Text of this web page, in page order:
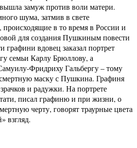
замуж против воли матери.
шума, затмив в свете
происходящие в то время в России и
для создания Пушкиным повести
графини вдовец заказал портрет
семьи Карлу Брюллову, а
Фридриху Гальбергу – тому
маску с Пушкина. Графиня
и радужки. На портрете
писал графиню и при жизни, о
черту, говорят траурные цвета
взгляд.